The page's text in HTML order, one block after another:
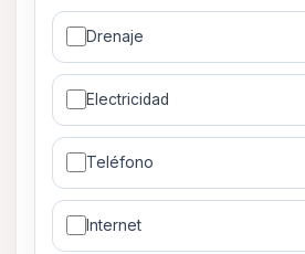
Drenaje
Electricidad
Teléfono
Internet